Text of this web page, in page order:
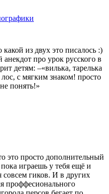
из двух это писалось :)
про урок русского в
детям: –«вилька, тарелька
с мягким знаком! просто
понять!»
это просто дополнительный
играешь у тебя ещё и
совсем гиков. И в других
проффесионального